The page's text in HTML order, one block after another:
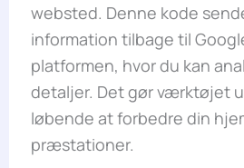
websted. Denne kode
information tilbage til
platformen, hvor du kan
detaljer. Det gør værktøjet
løbende at forbedre din
præstationer.